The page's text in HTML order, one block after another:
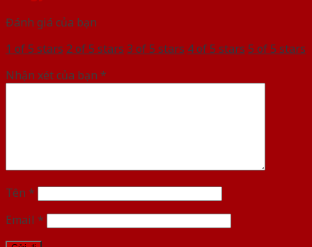
Đánh giá của bạn
1 of 5 stars 2 of 5 stars 3 of 5 stars 4 of 5 stars 5 of 5 stars
Nhận xét của bạn *
Tên *
Email *